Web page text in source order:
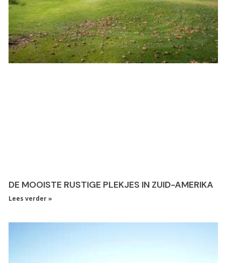
DE MOOISTE RUSTIGE PLEKJES IN ZUID-AMERIKA
Lees verder »